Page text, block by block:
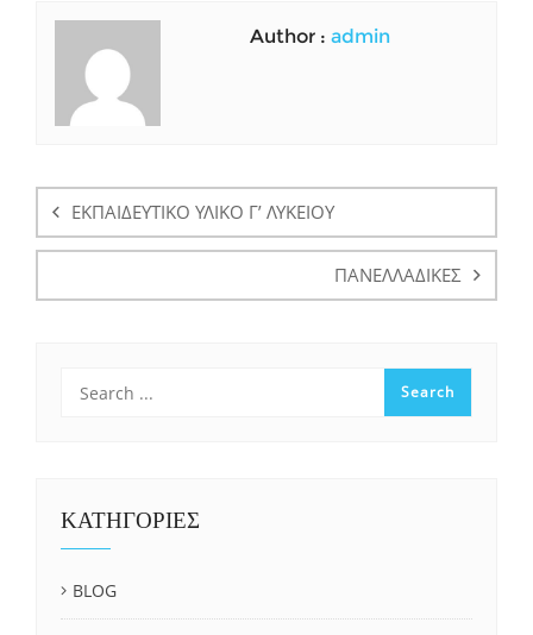
Author : admin
άρθρων
ΕΚΠΑΙΔΕΥΤΙΚΟ ΥΛΙΚΟ Γ’ ΛΥΚΕΙΟΥ
ΠΑΝΕΛΛΑΔΙΚΕΣ
ΚΑΤΗΓΟΡΙΕΣ
BLOG